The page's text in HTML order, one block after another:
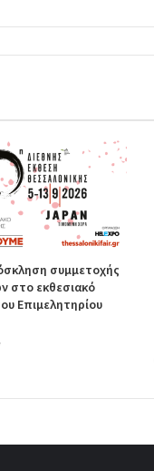
συμμετοχής
στο εκθεσιακό
Επιμελητηρίου